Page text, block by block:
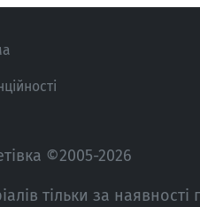
©2005-2026
тільки за